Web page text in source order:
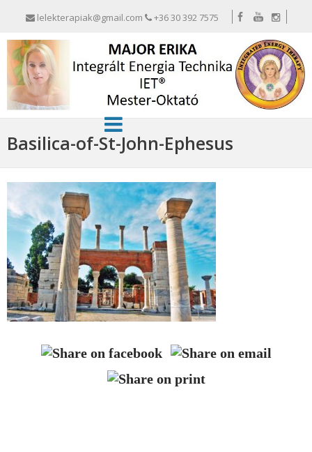
lelekterapiak@gmail.com +36 30 392 7575
Basilica-of-St-John-Ephesus